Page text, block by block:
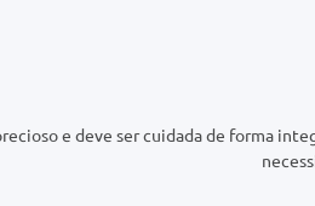
e deve ser cuidada de forma